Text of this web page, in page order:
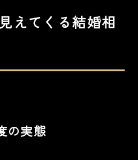
えてくる結婚相
の実態